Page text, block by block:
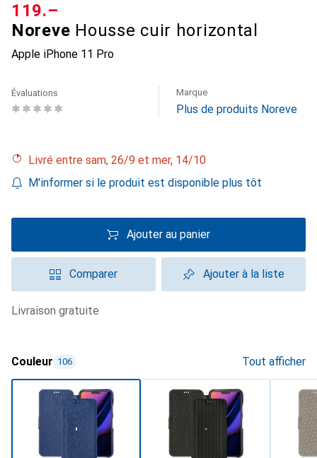
Noreve Housse cuir horizontal
Apple iPhone 11 Pro
CHF
119.–
Évaluations Marque
Plus de produits Noreve
Livré entre sam, 26/9 et mer, 14/10
M'informer si le produit est disponible plus tôt
Ajouter au panier
Comparer Ajouter à la liste
livraison gratuite
Couleur 106 Tout afficher